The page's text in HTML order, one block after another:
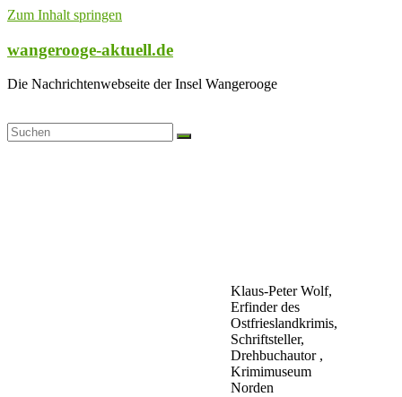
Zum Inhalt springen
wangerooge-aktuell.de
Die Nachrichtenwebseite der Insel Wangerooge
Klaus-Peter Wolf,
Erfinder des
Ostfrieslandkrimis,
Schriftsteller,
Drehbuchautor ,
Krimimuseum
Norden